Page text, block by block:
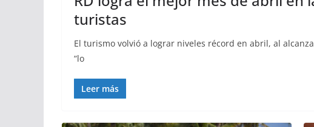
turistas
El turismo volvió a lograr niveles récord en abril, al
“lo
Leer más